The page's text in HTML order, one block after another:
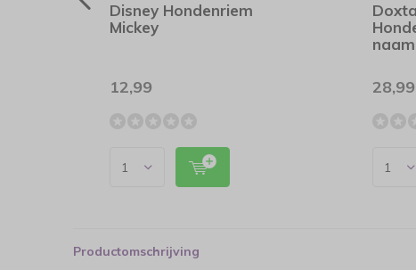
Disney Hondenriem
Mickey
12,99 28,99
Productomschrijving